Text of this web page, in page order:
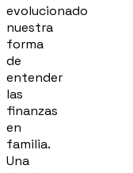
evolucionado
nuestra
forma
de
entender
las
finanzas
en
familia.
Una